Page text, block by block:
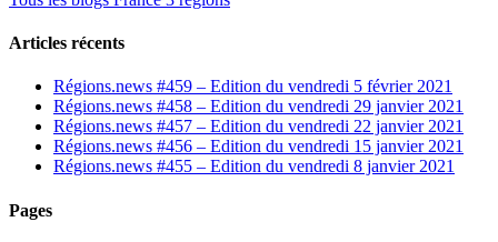
Articles récents
Régions.news #459 – Edition du vendredi 5 février 2021
Régions.news #458 – Edition du vendredi 29 janvier 2021
Régions.news #457 – Edition du vendredi 22 janvier 2021
Régions.news #456 – Edition du vendredi 15 janvier 2021
Régions.news #455 – Edition du vendredi 8 janvier 2021
Pages